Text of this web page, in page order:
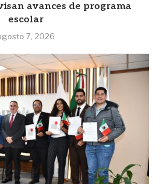
avances de programa
escolar
7, 2026